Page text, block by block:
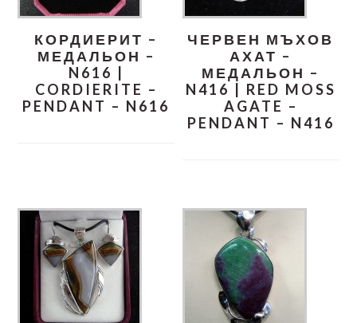
КОРДИЕРИТ –
МЕДАЛЬОН –
N616 |
CORDIERITE –
PENDANT – N616
ЧЕРВЕН МЪХОВ
АХАТ –
МЕДАЛЬОН –
N416 | RED MOSS
AGATE –
PENDANT – N416